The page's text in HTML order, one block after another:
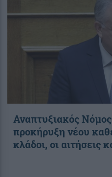
Αναπτυξιακός
προκήρυξη νέου
κλάδοι, οι αιτήσεις